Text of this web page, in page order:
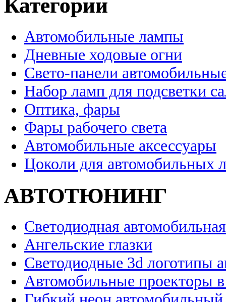
Категории
Автомобильные лампы
Дневные ходовые огни
Свето-панели
Набор ламп для подсветки
Оптика, фары
Фары рабочего света
Автомобильные аксессуары
Цоколи для автомобильных
АВТОТЮНИНГ
Светодиодная
Ангельские глазки
Светодиодные 3d логотипы
Автомобильные проекторы